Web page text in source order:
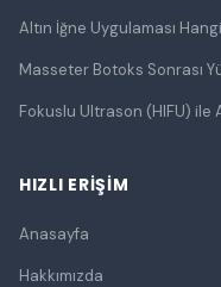
Altın İğne Uygulaması
Masseter Botoks Sonrası
Fokuslu Ultrason (HIFU) ile
HIZLI ERIŞIM
Anasayfa
Hakkımızda